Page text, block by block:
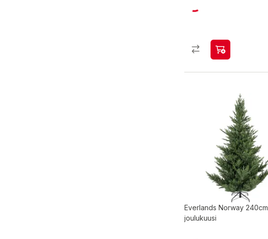
Everlands Norway 240cm
joulukuusi